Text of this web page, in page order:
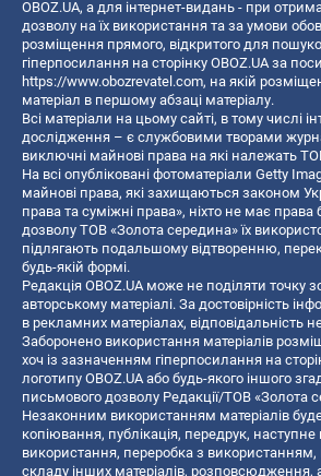
OBOZ.UA, а для інтернет-видань - при
дозволу на їх використання та за умови
розміщення прямого, відкритого для
гіперпосилання на сторінку OBOZ.UA за
https://www.obozrevatel.com, на якій
матеріал в першому абзаці матеріалу.
Всі матеріали на цьому сайті, в тому числі
дослідження – є службовими творами
виключні майнові права на які належать
На всі опубліковані фотоматеріали Getty
майнові права, які захищаються законом
права та суміжні права», ніхто не має
дозволу ТОВ «Золота середина» їх
підлягають подальшому відтворенню,
будь-якій формі.
Редакція OBOZ.UA може не поділяти точку
авторському матеріалі. За достовірність
в рекламних матеріалах, відповідальність
Заборонено використання матеріалів
хоч із зазначенням гіперпосилання на
логотипу OBOZ.UA або будь-якого іншого
письмового дозволу Редакції/ТОВ «Золота
Незаконним використанням матеріалів
копiювання, публiкацiя, передрук,
використання, переробка з
складу інших матеріалів, розповсюдження,